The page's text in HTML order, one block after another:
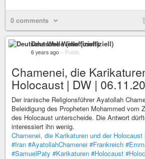
0 comments
Deutsche Welle (inoffiziell)
6 years ago – Public
Chamenei, die
Holocaust | DW |
Der iranische Religionsführer Ayatollah
Beleidigung des Propheten Mohammed vom
des Holocaust unterscheide. Die Antwort
interessiert ihn wenig.
Chamenei, die Karikaturen und der
#Iran #AyatollahChamenei #Frankreich
#SamuelPaty #Karikaturen #Holocaust